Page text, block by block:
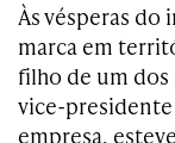
Às vésperas do
marca em
filho de um dos
vice-presidente
empresa,